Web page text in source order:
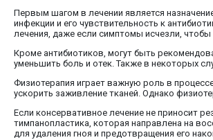
Первым шагом в лечении является
инфекции и его чувствительность к
лечения, даже если симптомы исчезли,
Кроме антибиотиков, могут быть
уменьшить боль и отек. Также в некоторых
Физиотерапия играет важную роль в
ускорить заживление тканей. Однако
Если консервативное лечение не приносит
тимпанопластика, которая направлена на
для удаления гноя и предотвращения его